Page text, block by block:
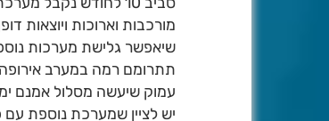
מורכבות וארוכות ויוצאות
תתרומם רמה במערב
עמוק שיעשה מסלול אמנם ימי אך